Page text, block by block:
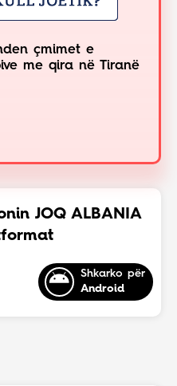
çmimet e
me qira në Tiranë
JOQ ALBANIA
Shkarko për
Android